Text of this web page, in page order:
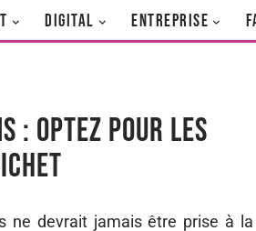
DIGITAL ENTREPRISE
: Optez pour les
ne devrait jamais être prise à la